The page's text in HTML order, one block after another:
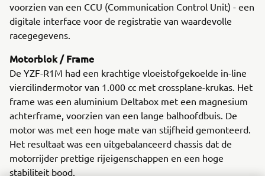
voorzien van een CCU (Communication Control Unit) - een
digitale interface voor de registratie van waardevolle
racegegevens.
Motorblok / Frame
De YZF-R1M had een krachtige vloeistofgekoelde in-line
viercilindermotor van 1.000 cc met crossplane-krukas. Het
frame was een aluminium Deltabox met een magnesium
achterframe, voorzien van een lange balhoofdbuis. De
motor was met een hoge mate van stijfheid gemonteerd.
Het resultaat was een uitgebalanceerd chassis dat de
motorrijder prettige rijeigenschappen en een hoge
stabiliteit bood.